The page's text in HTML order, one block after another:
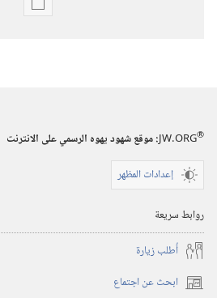
خيارات
الدراسية)‏
JW.ORG®
:‏ موقع شهود يهوه الرسمي على الانترنت
إعدادات المظهر
روابط سريعة
أُطلب زيارة
ابحث عن اجتماع (يفتح